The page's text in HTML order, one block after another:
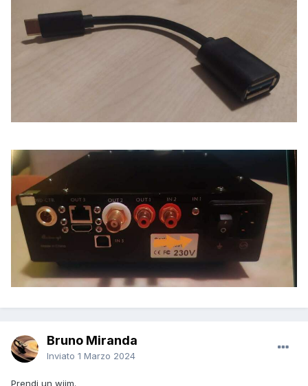
Bruno Miranda
Inviato 1 Marzo 2024
Prendi un wiim.